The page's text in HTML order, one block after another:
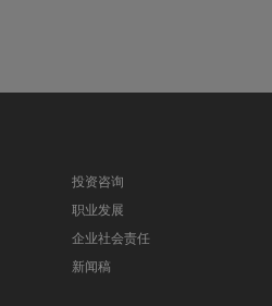
投资咨询
职业发展
企业社会责任
新闻稿